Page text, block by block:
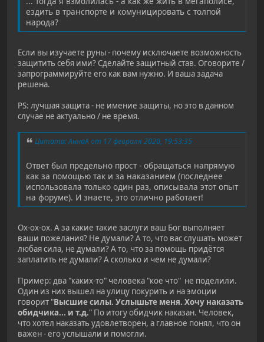
ездить в транспорте и комуницировать с толпой
народа?
Если вы изучаете руны - почему исключаете возможность
защитить себя ими? Сделайте защитный став. Оговорите /
запрограммируйте его как вам нужно. И ваша задача
решена.
PS: лучшая защита - не имение защиты, но это в данном
случае не актуально / не время.
Цитата: АннаА от 17 февраля 2020, 19:53:35
Ответ был предельно прост - обращаться напрямую
как за помощью так и за наказанием (последнее
использовала только один раз, описывала этот опыт
на форуме). И знаете, это отлично работает!
Ох-ох-ох. А за какие такие заслуги ваш Бог выполняет
ваши пожелания? Не думали? А то, что вас слушать может
любая сила, не думали? А то, что за помощь придётся
заплатить не думали? А сколько и чем не думали?
Пример: два "каких-то" человека "кое что" не поделили.
Один из них вышел на улицу покурить и на эмоции
говорит "Высшие силы. Услышьте меня. Хочу наказать
обидчика... и т.д." По итогу обидчик наказан. Человек,
что хотел наказать удовлетворен, а главное понял, что он
важен - его услышали и помогли.